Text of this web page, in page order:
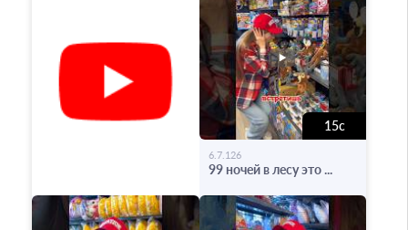
15с
6.7.126
99 ночей в лесу это ...